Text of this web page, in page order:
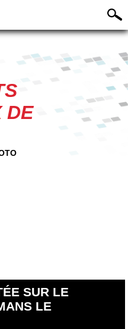
DE
SUR LE
LE